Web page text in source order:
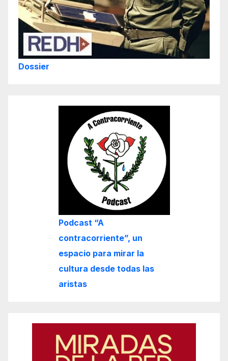
Dossier
Podcast “A
contracorriente”, un
espacio para mirar la
cultura desde todas las
aristas